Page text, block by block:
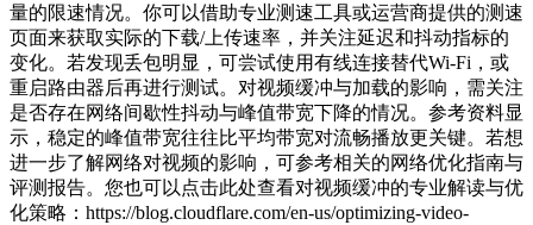
量的限速情况。你可以借助专业测速工具或运营商提供的测速
页面来获取实际的下载/上传速率，并关注延迟和抖动指标的
变化。若发现丢包明显，可尝试使用有线连接替代Wi-Fi，或
重启路由器后再进行测试。对视频缓冲与加载的影响，需关注
是否存在网络间歇性抖动与峰值带宽下降的情况。参考资料显
示，稳定的峰值带宽往往比平均带宽对流畅播放更关键。若想
进一步了解网络对视频的影响，可参考相关的网络优化指南与
评测报告。您也可以点击此处查看对视频缓冲的专业解读与优
化策略：https://blog.cloudflare.com/en-us/optimizing-video-